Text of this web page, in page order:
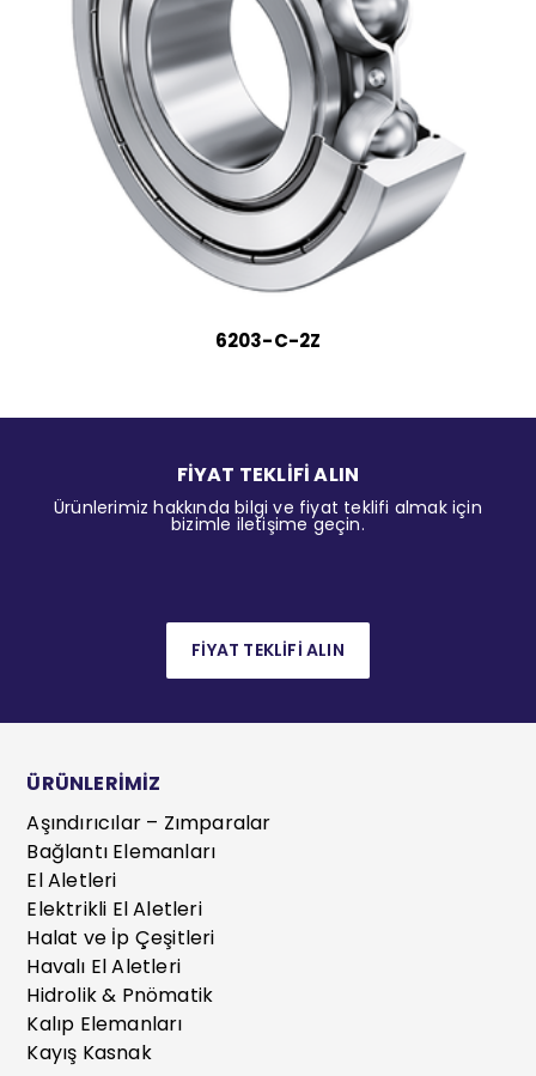
6203-C-2Z
FİYAT TEKLİFİ ALIN
Ürünlerimiz hakkında bilgi ve fiyat teklifi almak için
bizimle iletişime geçin.
FİYAT TEKLİFİ ALIN
ÜRÜNLERİMİZ
Aşındırıcılar – Zımparalar
Bağlantı Elemanları
El Aletleri
Elektrikli El Aletleri
Halat ve İp Çeşitleri
Havalı El Aletleri
Hidrolik & Pnömatik
Kalıp Elemanları
Kayış Kasnak